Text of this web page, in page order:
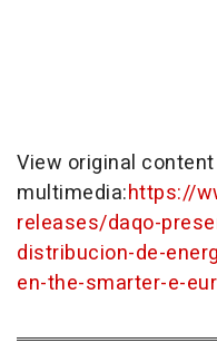
View original
multimedia:https://
releases/daqo-
distribucion-de-
en-the-smarter-e-